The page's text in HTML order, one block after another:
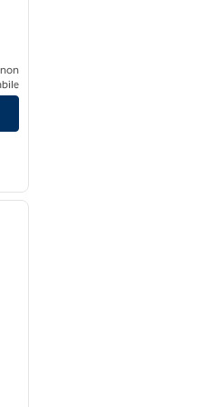
immagine successiva